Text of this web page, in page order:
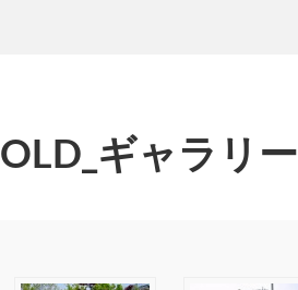
OLD_ギャラリー